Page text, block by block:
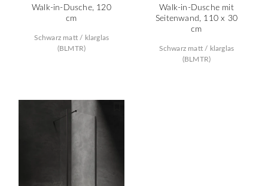
Walk-in-Dusche, 120
cm
Schwarz matt / klarglas
(BLMTR)
Walk-in-Dusche mit
Seitenwand, 110 x 30
cm
Schwarz matt / klarglas
(BLMTR)